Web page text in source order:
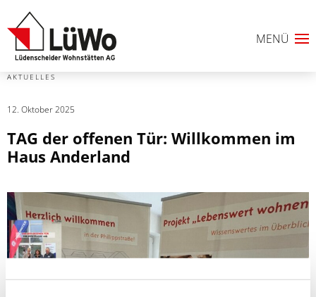
AKTUELLES
12. Oktober 2025
TAG der offenen Tür: Willkommen im
Haus Anderland